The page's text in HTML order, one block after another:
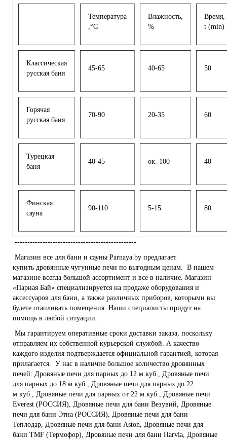
Температура
,°С
Влажность,
%
Время,
t (min)
Классическая
русская баня
45-65 40-65 50
Горячая
русская баня
70-90 20-35 60
Турецкая
баня
40-45 ок. 100 40
Финская
сауна
90-110 5-15 80
------------------------------------------------
Магазин все для бани и сауны Parnaya.by предлагает
купить дровянные чугунные печи по выгодным ценам. В нашем
магазине всегда большой ассортимент и все в наличие. Магазин
«Парная Бай» специализируется на продаже оборудования и
аксессуаров для бани, а также различных приборов, которыми вы
будете отапливать помещения. Наши специалисты придут на
помощь в любой ситуации.
Мы гарантируем оперативные сроки доставки заказа, поскольку
отправляем их собственной курьерской службой. А качество
каждого изделия подтверждается официальной гарантией, которая
прилагается. У нас в наличие большое количество дровянных
печей: Дровяные печи для парных до 12 м.куб., Дровяные печи
для парных до 18 м.куб., Дровяные печи для парных до 22
м.куб., Дровяные печи для парных от 22 м.куб., Дровяные печи
Everest (РОССИЯ), Дровяные печи для бани Везувий, Дровяные
печи для бани Этна (РОССИЯ), Дровяные печи для бани
Теплодар, Дровяные печи для бани Aston, Дровяные печи для
бани TMF (Термофор), Дровяные печи для бани Harvia, Дровяные